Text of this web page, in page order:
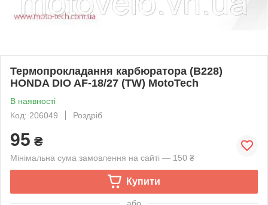
Термопрокладання карбюратора (B228)
HONDA DIO AF-18/27 (TW) MotoTech
В наявності
Код: 206049
Роздріб
95 ₴
Мінімальна сума замовлення на сайті — 150 ₴
Купити
або